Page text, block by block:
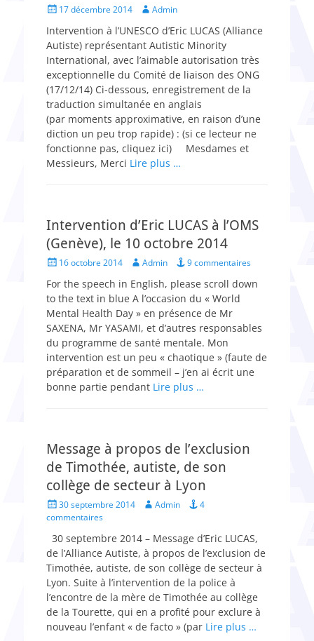
Posted17 décembre 2014 Author
Admin
Intervention à l’UNESCO d’Eric LUCAS (Alliance
Autiste) représentant Autistic Minority
International, avec l’aimable autorisation très
exceptionnelle du Comité de liaison des ONG
(17/12/14) Ci-dessous, enregistrement de la
traduction simultanée en anglais
(par moments approximative, en raison d’une
diction un peu trop rapide) : (si ce lecteur ne
fonctionne pas, cliquez ici) Mesdames et
Messieurs, Merci Lire plus …
Intervention d’Eric LUCAS à l’OMS
(Genève), le 10 octobre 2014
Posted16 octobre 2014 Author
Admin 9 commentaires
For the speech in English, please scroll down
to the text in blue A l’occasion du « World
Mental Health Day » en présence de Mr
SAXENA, Mr YASAMI, et d’autres responsables
du programme de santé mentale. Mon
intervention est un peu « chaotique » (faute de
préparation et de sommeil – j’en ai écrit une
bonne partie pendant Lire plus …
Message à propos de l’exclusion
de Timothée, autiste, de son
collège de secteur à Lyon
Posted
on
30 septembre 2014 Author
Admin
4
commentaires
30 septembre 2014 – Message d’Eric LUCAS,
de l’Alliance Autiste, à propos de l’exclusion de
Timothée, autiste, de son collège de secteur à
Lyon. Suite à l’intervention de la police à
l’encontre de la mère de Timothée au collège
de la Tourette, qui en a profité pour exclure à
nouveau l’enfant « de facto » (par Lire plus …